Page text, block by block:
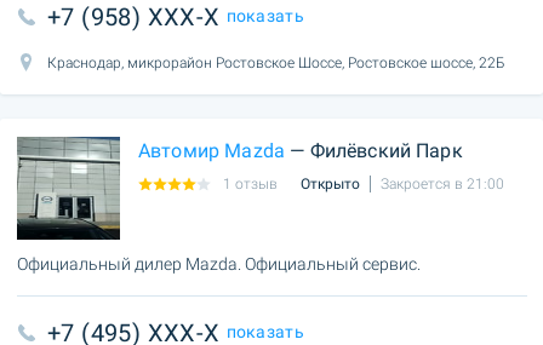
+7 (958) XXX-X показать
Краснодар, микрорайон Ростовское Шоссе, Ростовское шоссе, 22Б
Автомир Mazda — Филёвский Парк
1 отзыв Открыто Закроется в 21:00
Официальный дилер Mazda. Официальный сервис.
+7 (495) XXX-X показать